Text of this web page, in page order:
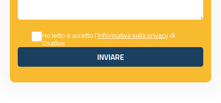
Ho letto e accetto l’Informativa sulla privacydi
OsaBus
INVIARE
INVIARE